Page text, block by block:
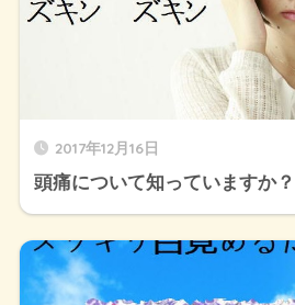
2017年12月16日
頭痛について知っていますか？